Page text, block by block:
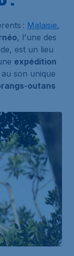
: Malaisie,
, l'une des
est un lieu
expédition
son unique
outans